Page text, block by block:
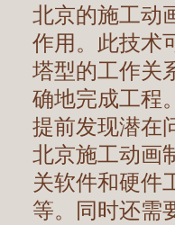
北京的施工动
作用。此技术
塔型的工作关
确地完成工程
提前发现潜在
北京施工动画
关软件和硬件
等。同时还需